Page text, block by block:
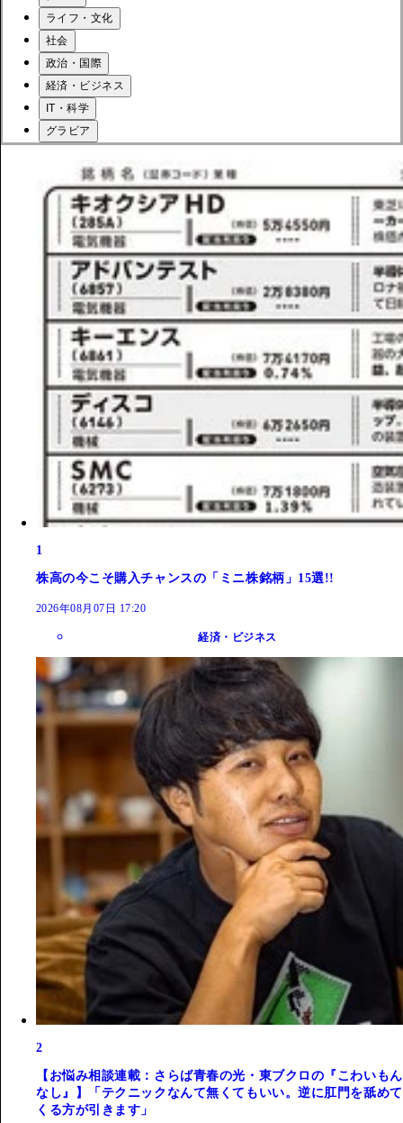
ライフ・文化
社会
政治・国際
経済・ビジネス
IT・科学
グラビア
1
株高の今こそ購入チャンスの「ミニ株銘柄」15選!!
2026年08月07日 17:20
経済・ビジネス
2
【お悩み相談連載：さらば青春の光・東ブクロの『こわいもん
なし』】「テクニックなんて無くてもいい。逆に肛門を舐めて
くる方が引きます」